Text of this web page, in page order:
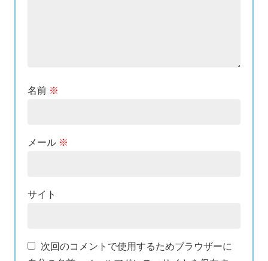
名前 ※
メール ※
サイト
次回のコメントで使用するためブラウザーに